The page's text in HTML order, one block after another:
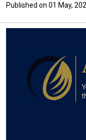
Published on 01 May,